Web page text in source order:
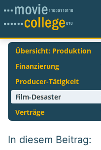
Übersicht: Produktion
Finanzierung
Producer-Tätigkeit
Film-Desaster
Verträge